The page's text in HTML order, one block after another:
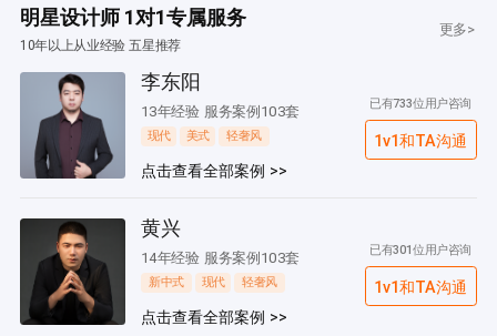
明星设计师 1对1专属服务
10年以上从业经验 五星推荐
更多>
李东阳
13年经验 服务案例103套
现代 美式 轻奢风
点击查看全部案例 >>
已有733位用户咨询
1v1和TA沟通
黄兴
14年经验 服务案例103套
新中式 现代 轻奢风
点击查看全部案例 >>
已有301位用户咨询
1v1和TA沟通